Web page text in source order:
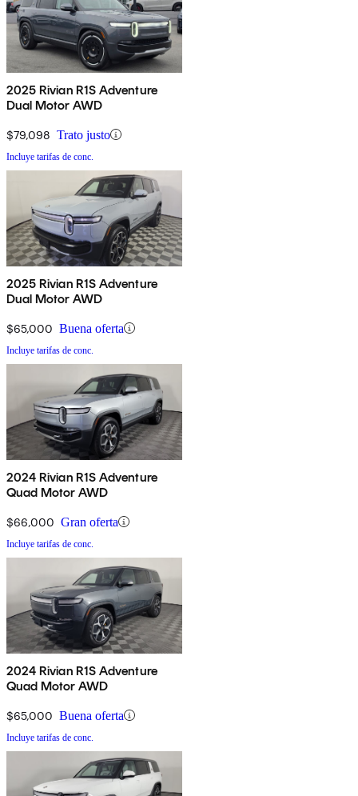
2025 Rivian R1S Adventure
Dual Motor AWD
$79,098 Trato justo
Incluye tarifas de conc.
2025 Rivian R1S Adventure
Dual Motor AWD
$65,000 Buena oferta
Incluye tarifas de conc.
2024 Rivian R1S Adventure
Quad Motor AWD
$66,000 Gran oferta
Incluye tarifas de conc.
2024 Rivian R1S Adventure
Quad Motor AWD
$65,000 Buena oferta
Incluye tarifas de conc.